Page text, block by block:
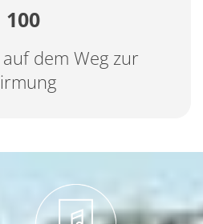
100
auf dem Weg zur